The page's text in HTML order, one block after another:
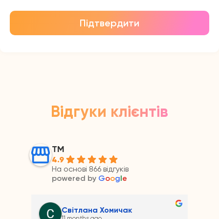
Підтвердити
Відгуки клієнтів
ТМ
4.9
На основі 866 відгуків
powered by Google
Андрій Прайс